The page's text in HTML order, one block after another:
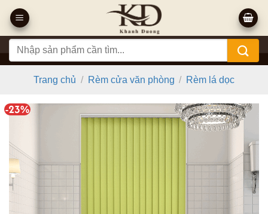
qua
nội
dung
Tìm
kiếm:
Trang chủ / Rèm cửa văn phòng / Rèm lá dọc
-23%